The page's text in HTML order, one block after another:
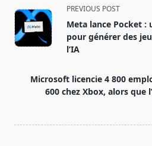
<span
class="nav-
subtitle
screen-
text">Page</span>
PREVIOUS POST
Meta lance Pocket :
pour générer des
l’IA
Microsoft licencie 4 800
600 chez Xbox, alors que